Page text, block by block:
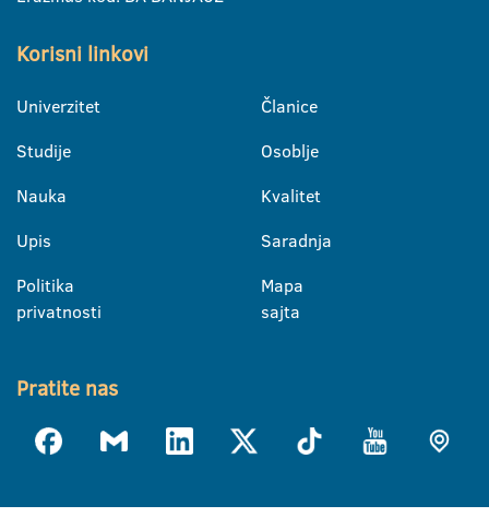
Korisni linkovi
Univerzitet
Studije
Nauka
Upis
Politika
privatnosti
Članice
Osoblje
Kvalitet
Saradnja
Mapa
sajta
Pratite nas